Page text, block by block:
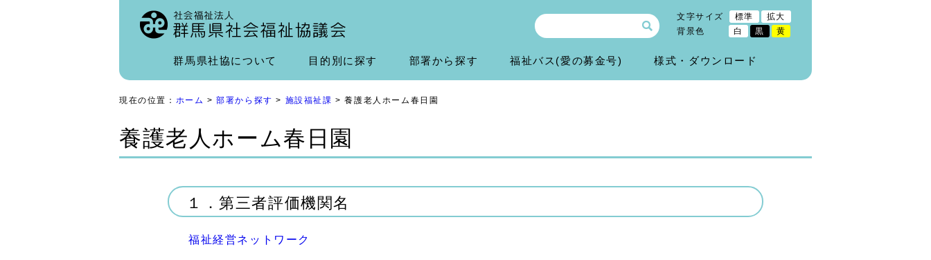
群馬県社協について 目的別に探す 部署から探す 福祉バス(愛の募金号) 様式・ダウンロード
文字サイズ 標準
拡大
背景色
白 黒 黄
現在の位置： ホーム >部署から探す > 施設福祉課 > 養護老人ホーム春日園
養護老人ホーム春日園
１．第三者評価機関名
福祉経営ネットワーク